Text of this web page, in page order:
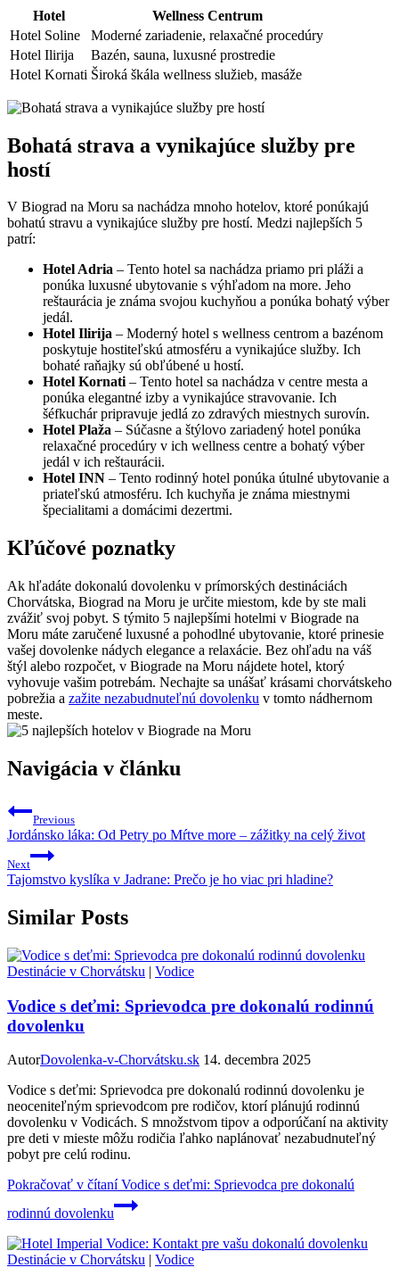
Hotel
Wellness Centrum
Hotel Soline
Moderné zariadenie, relaxačné procedúry
Hotel Ilirija
Bazén, sauna, luxusné prostredie
Hotel Kornati Široká škála wellness služieb, masáže
Bohatá strava a‍ vynikajúce ​služby pre
hostí
V ‍Biograd na Moru sa nachádza‍ mnoho hotelov, ktoré ⁢ponúkajú
bohatú stravu a vynikajúce služby pre hostí. Medzi najlepších 5
patrí:
Hotel Adria – Tento hotel sa nachádza priamo pri pláži a
ponúka luxusné ubytovanie s výhľadom na more. Jeho
reštaurácia je známa svojou kuchyňou a ponúka bohatý výber
jedál.
Hotel Ilirija – Moderný hotel s wellness centrom a bazénom
poskytuje hostiteľskú atmosféru a vynikajúce služby. Ich
bohaté raňajky sú obľúbené u hostí.
Hotel Kornati– Tento hotel sa nachádza v centre mesta a
ponúka elegantné izby a vynikajúce stravovanie. Ich
šéfkuchár pripravuje jedlá zo zdravých miestnych surovín.
Hotel Plaža – Súčasne a štýlovo zariadený hotel ponúka
relaxačné procedúry v ich wellness centre a bohatý výber
jedál v ich reštaurácii.
Hotel INN – Tento rodinný hotel ponúka útulné ubytovanie a
priateľskú atmosféru. Ich kuchyňa je známa miestnymi
špecialitami a domácimi dezertmi.
Kľúčové poznatky
Ak ⁢hľadáte dokonalú dovolenku v prímorských destináciách
Chorvátska, ⁣Biograd na Moru je ‍určite miestom, kde by⁢ ste ⁣mali
zvážiť svoj pobyt. S týmito 5 najlepšími hotelmi v Biograde na
Moru máte zaručené luxusné a pohodlné ubytovanie, ktoré prinesie
⁢vašej dovolenke ⁣nádych elegance a relaxácie. Bez ⁣ohľadu na váš
štýl alebo rozpočet, v Biograde⁢ na‌ Moru⁢ nájdete hotel, ktorý
vyhovuje vašim potrebám.⁣ Nechajte sa⁣ unášať⁢ krásami chorvátskeho
pobrežia a zažite nezabudnuteľnú dovolenku v tomto nádhernom⁢
meste.
Navigácia v článku
Previous
Jordánsko láka: Od Petry po Mŕtve more – zážitky na celý život
Next
Tajomstvo kyslíka v Jadrane: Prečo je ho viac pri hladine?
Similar Posts
Destinácie v Chorvátsku | Vodice
Vodice s deťmi: Sprievodca pre dokonalú rodinnú
dovolenku
AutorDovolenka-v-Chorvátsku.sk 14. decembra 2025
Vodice s deťmi: Sprievodca pre dokonalú rodinnú dovolenku je
neoceniteľným sprievodcom pre rodičov, ktorí plánujú rodinnú
dovolenku v Vodicách. S množstvom tipov a odporúčaní na aktivity
pre deti v mieste môžu rodičia ľahko naplánovať nezabudnuteľný
pobyt pre celú rodinu.
Pokračovať v čítaníVodice s deťmi: Sprievodca pre dokonalú
rodinnú dovolenku
Destinácie v Chorvátsku | Vodice